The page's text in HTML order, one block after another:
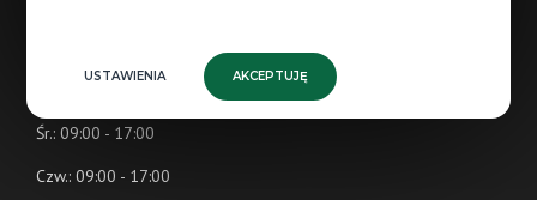
Śr.: 09:00 - 17:00
Czw.: 09:00 - 17:00
USTAWIENIA AKCEPTUJĘ